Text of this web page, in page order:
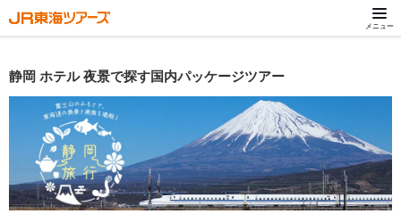
メニュー
静岡 ホテル 夜景で探す国内パッケージツアー